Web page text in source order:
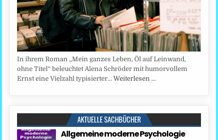
In ihrem Roman „Mein ganzes Leben, Öl auf Leinwand,
ohne Titel“ beleuchtet Alena Schröder mit humorvollem
Ernst eine Vielzahl typisierter…Weiterlesen …
AKTUELLE SACHBÜCHER
Allgemeine moderne Psychologie